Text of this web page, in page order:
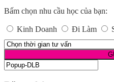
Bấm chọn nhu cầu học của bạn:
Kinh Doanh Đi Làm